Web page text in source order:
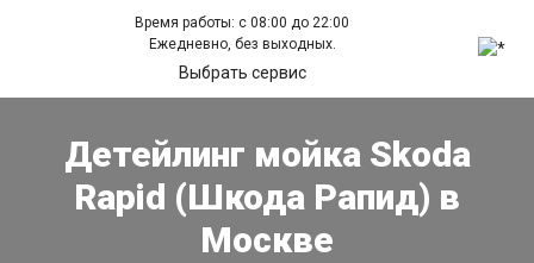
Время работы: с 08:00 до 22:00
Ежедневно, без выходных.
Выбрать сервис
Детейлинг мойка Skoda
Rapid (Шкода Рапид) в
Москве